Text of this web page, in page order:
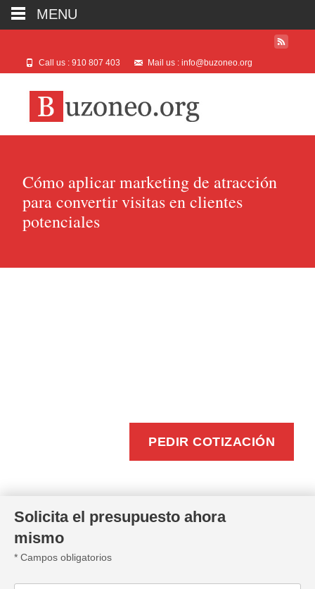
Call us : 910 807 403 Mail us : info@buzoneo.org
Cómo aplicar marketing de atracción
para convertir visitas en clientes
potenciales
PEDIR COTIZACIÓN
Solicita el presupuesto ahora
mismo
* Campos obligatorios
MENU